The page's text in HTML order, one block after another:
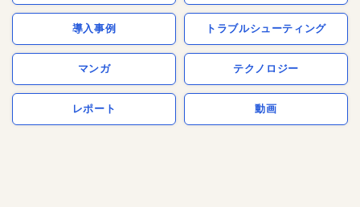
導入事例 トラブルシューティング
マンガ テクノロジー
レポート 動画